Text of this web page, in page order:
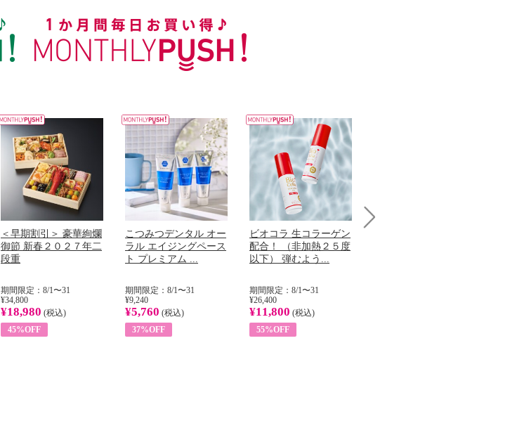
＜早期割引＞ 豪華絢爛
御節 新春２０２７年二
段重
期間限定：8/1〜31
¥34,800
¥18,980 (税込)
45%OFF
こつみつデンタル オー
ラル エイジングペース
ト プレミアム ...
期間限定：8/1〜31
¥9,240
¥5,760 (税込)
37%OFF
ビオコラ 生コラーゲン
配合！ （非加熱２５度
以下） 弾むよう...
期間限定：8/1〜31
¥26,400
¥11,800 (税込)
55%OFF